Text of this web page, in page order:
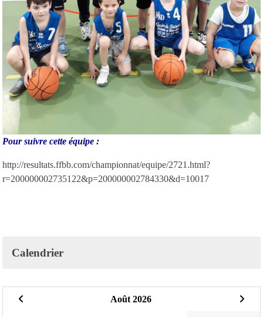
Pour suivre cette équipe :
http://resultats.ffbb.com/championnat/equipe/2721.html?
r=200000002735122&p=200000002784330&d=10017
Calendrier
Août 2026